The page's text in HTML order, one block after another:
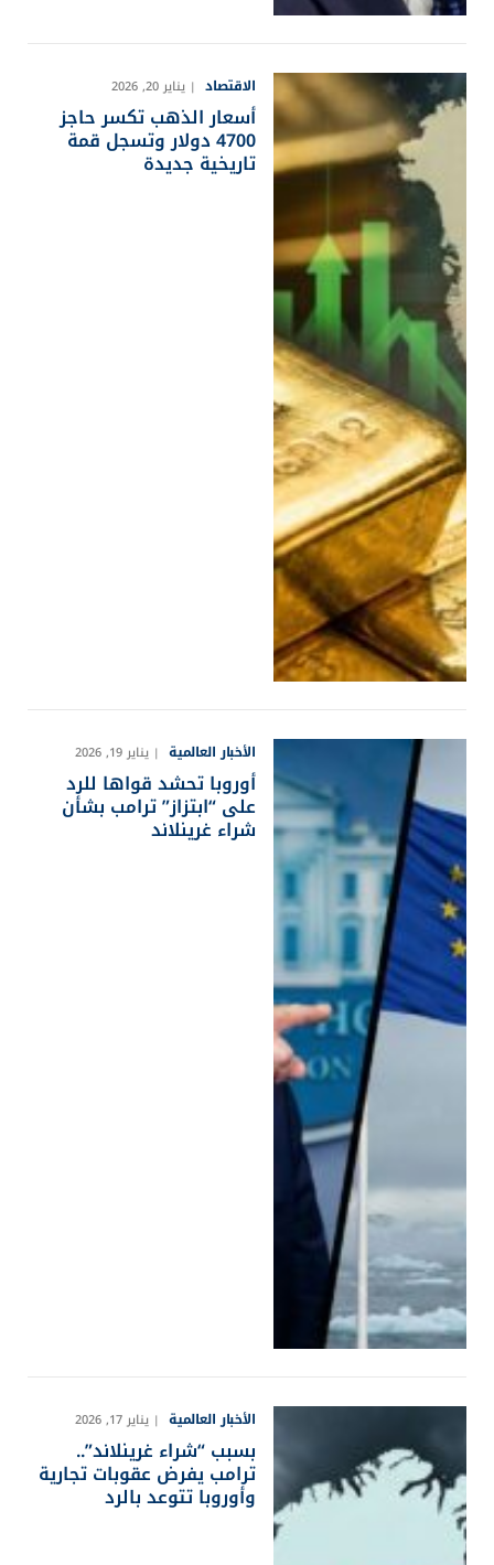
الاقتصاد يناير 20, 2026
أسعار الذهب تكسر حاجز
4700 دولار وتسجل قمة
تاريخية جديدة
الأخبار العالمية يناير 19, 2026
أوروبا تحشد قواها للرد
على “ابتزاز” ترامب بشأن
شراء غرينلاند
الأخبار العالمية يناير 17, 2026
بسبب “شراء غرينلاند”..
ترامب يفرض عقوبات تجارية
وأوروبا تتوعد بالرد